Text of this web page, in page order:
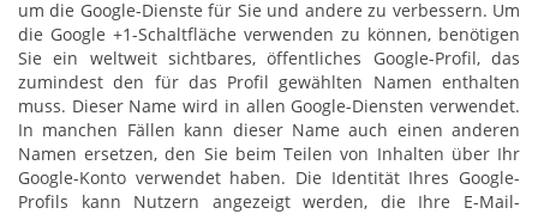
um die Google-Dienste für Sie und andere zu verbessern. Um
die Google +1-Schaltfläche verwenden zu können, benötigen
Sie ein weltweit sichtbares, öffentliches Google-Profil, das
zumindest den für das Profil gewählten Namen enthalten
muss. Dieser Name wird in allen Google-Diensten verwendet.
In manchen Fällen kann dieser Name auch einen anderen
Namen ersetzen, den Sie beim Teilen von Inhalten über Ihr
Google-Konto verwendet haben. Die Identität Ihres Google-
Profils kann Nutzern angezeigt werden, die Ihre E-Mail-